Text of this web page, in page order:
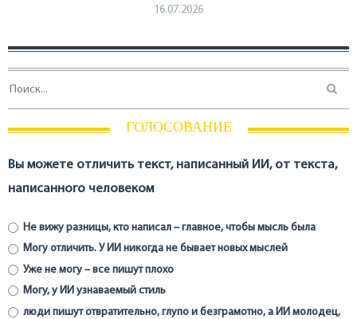
16.07.2026
ГОЛОСОВАНИЕ
Вы можете отличить текст, написанный ИИ, от текста,
написанного человеком
Не вижу разницы, кто написал – главное, чтобы мысль была
Могу отличить. У ИИ никогда не бывает новых мыслей
Уже не могу – все пишут плохо
Могу, у ИИ узнаваемый стиль
люди пишут отвратительно, глупо и безграмотно, а ИИ молодец,